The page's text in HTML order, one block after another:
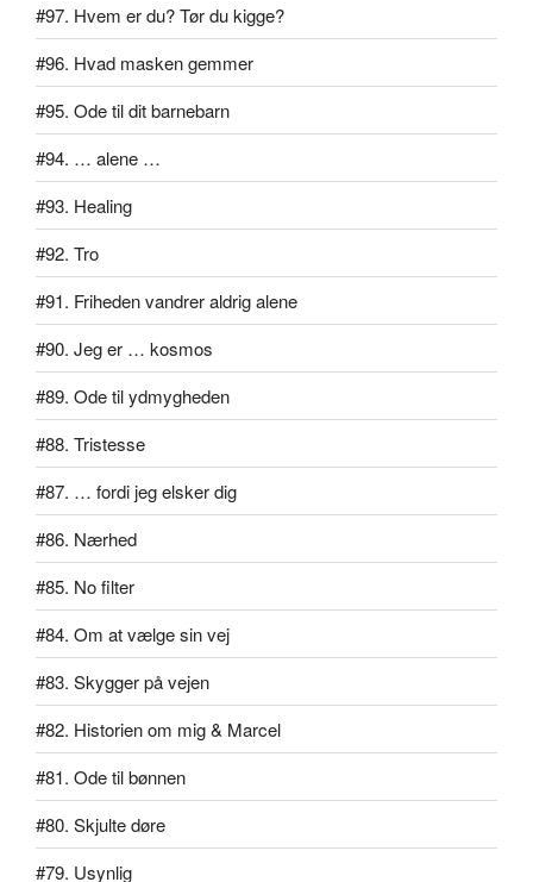
#97. Hvem er du? Tør du kigge?
#96. Hvad masken gemmer
#95. Ode til dit barnebarn
#94. … alene …
#93. Healing
#92. Tro
#91. Friheden vandrer aldrig alene
#90. Jeg er … kosmos
#89. Ode til ydmygheden
#88. Tristesse
#87. … fordi jeg elsker dig
#86. Nærhed
#85. No filter
#84. Om at vælge sin vej
#83. Skygger på vejen
#82. Historien om mig & Marcel
#81. Ode til bønnen
#80. Skjulte døre
#79. Usynlig